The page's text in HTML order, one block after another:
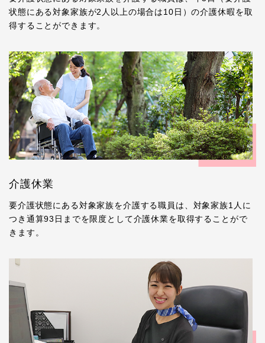
状態にある対象家族が2人以上の場合は10日）の介護休暇を取
得することができます。
介護休業
要介護状態にある対象家族を介護する職員は、対象家族1人に
つき通算93日までを限度として介護休業を取得することがで
きます。